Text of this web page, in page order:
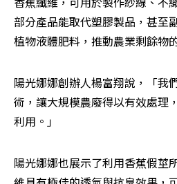
部分產品能取代塑膠製品，甚至
植物液體肥料，推動農業剩餘物
陽光娜娜創辦人楊富翔說，「我
術，讓大規模農廢得以有效處理
利用。」
陽光娜娜也展示了利用香蕉假莖